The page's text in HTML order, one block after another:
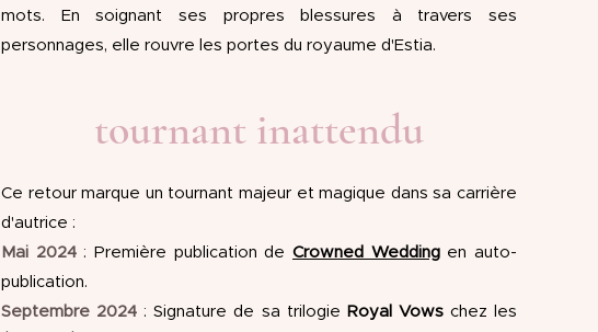
mots. En soignant ses propres blessures à travers ses
personnages, elle rouvre les portes du royaume d'Estia.
Ce retour marque un tournant majeur et magique dans sa carrière
d'autrice :
Mai 2024 : Première publication deCrowned Weddingen auto-
publication.
Septembre 2024 : Signature de sa trilogie Royal Vowschez les
tournant inattendu